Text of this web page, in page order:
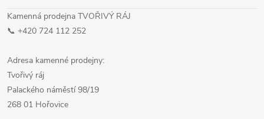
Kamenná prodejna TVOŘIVÝ RÁJ
📞 +420 724 112 252
Adresa kamenné prodejny:
Tvořivý ráj
Palackého náměstí 98/19
268 01 Hořovice